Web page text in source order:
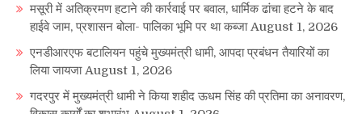
मसूरी में अतिक्रमण हटाने की कार्रवाई पर बवाल, धार्मिक ढांचा हटने के बाद
हाईवे जाम, प्रशासन बोला- पालिका भूमि पर था कब्जा August 1, 2026
एनडीआरएफ बटालियन पहुंचे मुख्यमंत्री धामी, आपदा प्रबंधन तैयारियों का
लिया जायजा August 1, 2026
गदरपुर में मुख्यमंत्री धामी ने किया शहीद ऊधम सिंह की प्रतिमा का अनावरण,